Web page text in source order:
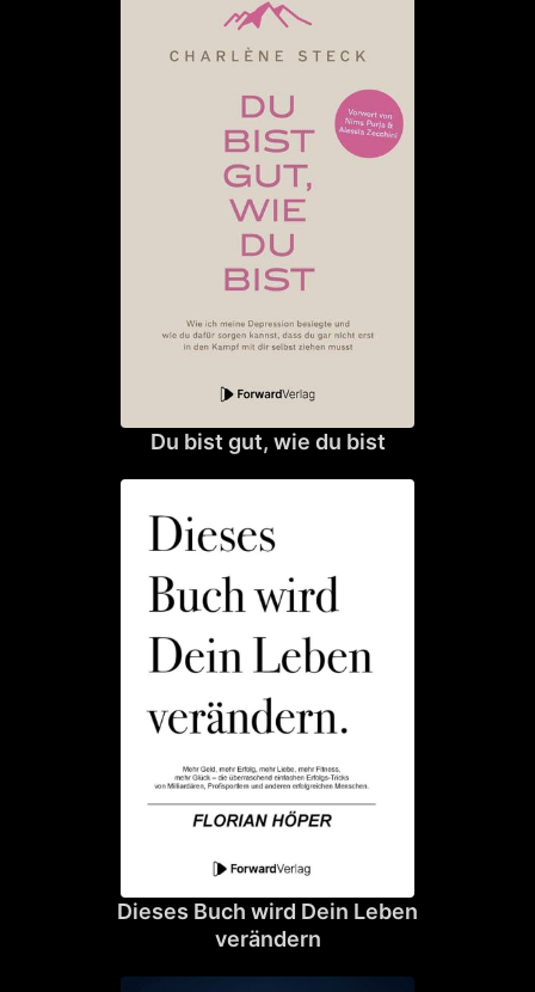
Du bist gut, wie du bist
Dieses Buch wird Dein Leben
verändern